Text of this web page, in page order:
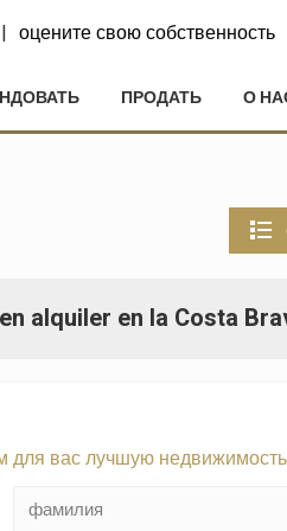
оцените свою собственность
ПРОДАТЬ О
alquiler en la Costa
для вас лучшую недвижимость